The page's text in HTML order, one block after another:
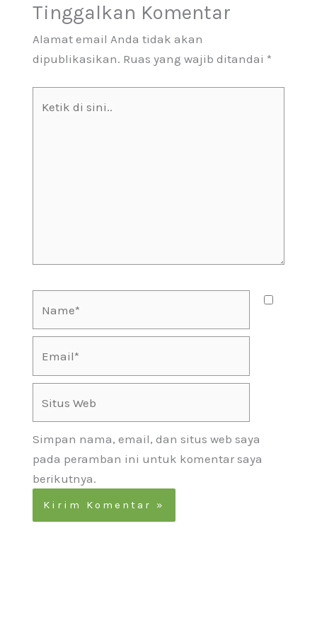
Tinggalkan Komentar
Alamat email Anda tidak akan
dipublikasikan. Ruas yang wajib ditandai *
Web
Simpan nama, email, dan situs web saya
pada peramban ini untuk komentar saya
berikutnya.